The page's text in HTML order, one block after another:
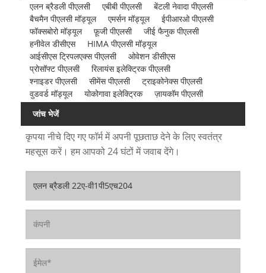
एलन ब्रैडली पीएलसी
एबीबी पीएलसी
बेंटली नेवादा पीएलसी
बैचमैन पीएलसी मॉड्यूल
एमर्सन मॉड्यूल
ईपीआरओ पीएलसी
फॉक्सबोरो मॉड्यूल
फ़ूजी पीएलसी
जीई फैनुक पीएलसी
हनीवेल डीसीएस
HIMA पीएलसी मॉड्यूल
आईसीएस ट्रिपलएक्स पीएलसी
ओवेशन डीसीएस
प्रोसॉफ्ट पीएलसी
रिलायंस इलेक्ट्रिक पीएलसी
श्नाइडर पीएलसी
सीमेंस पीएलसी
ट्राइकोनेक्स पीएलसी
वुडवर्ड मॉड्यूल
योकोगावा इलेक्ट्रिक
ज़ायकॉम पीएलसी
जांच भेजें
कृपया नीचे दिए गए फॉर्म में अपनी पूछताछ देने के लिए स्वतंत्र
महसूस करें। हम आपको 24 घंटों में जवाब देंगे।